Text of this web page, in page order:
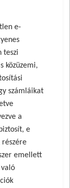
e-
teszi
közüzemi,
számláikat
a
e
emellett